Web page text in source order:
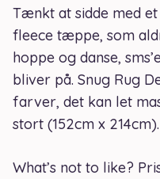
Tænkt at sidde med
fleece tæppe, som
hoppe og danse,
bliver på. Snug Rug
farver, det kan let
stort (152cm x 214cm).
What’s not to like?